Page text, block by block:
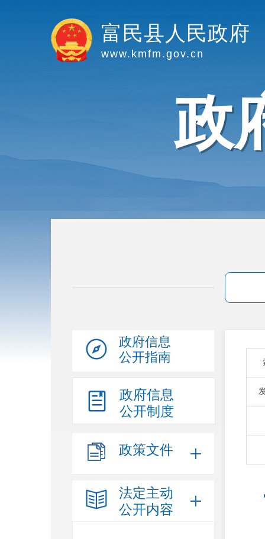
富民县人民政府
www.kmfm.gov.cn
政
政府信息
公开指南
政府信息
公开制度
政策文件
法定主动
公开内容